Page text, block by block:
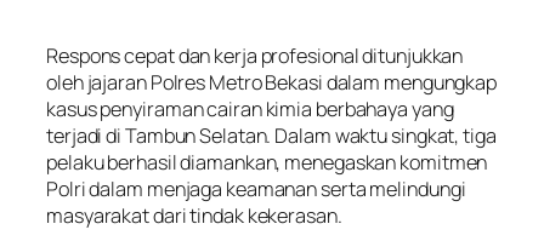
Respons cepat dan kerja profesional ditunjukkan
oleh jajaran Polres Metro Bekasi dalam mengungkap
kasus penyiraman cairan kimia berbahaya yang
terjadi di Tambun Selatan. Dalam waktu singkat, tiga
pelaku berhasil diamankan, menegaskan komitmen
Polri dalam menjaga keamanan serta melindungi
masyarakat dari tindak kekerasan.